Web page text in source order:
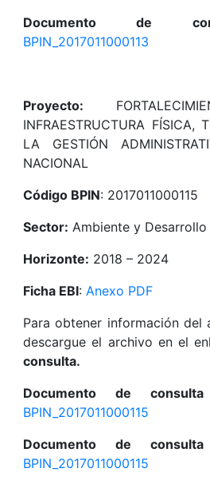
Documento de
BPIN_2017011000113
Proyecto:
INFRAESTRUCTURA FÍSICA,
LA GESTIÓN
NACIONAL
Código BPIN: 2017011000115
Sector: Ambiente y
Horizonte: 2018 – 2024
Ficha EBI: Anexo PDF
Para obtener información del
descargue el archivo en el
consulta.
Documento de
BPIN_2017011000115
Documento de
BPIN_2017011000115